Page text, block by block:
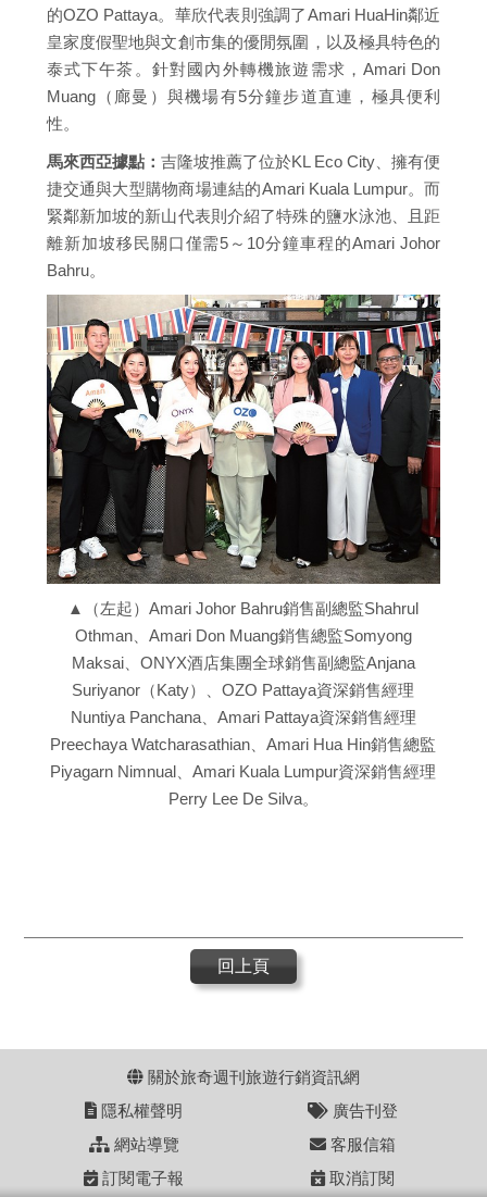
的OZO Pattaya。華欣代表則強調了Amari HuaHin鄰近
皇家度假聖地與文創市集的優閒氛圍，以及極具特色的
泰式下午茶。針對國內外轉機旅遊需求，Amari Don
Muang（廊曼）與機場有5分鐘步道直連，極具便利
性。
馬來西亞據點： 吉隆坡推薦了位於KL Eco City、擁有便
捷交通與大型購物商場連結的Amari Kuala Lumpur。而
緊鄰新加坡的新山代表則介紹了特殊的鹽水泳池、且距
離新加坡移民關口僅需5～10分鐘車程的Amari Johor
Bahru。
▲（左起）Amari Johor Bahru銷售副總監Shahrul
Othman、Amari Don Muang銷售總監Somyong
Maksai、ONYX酒店集團全球銷售副總監Anjana
Suriyanor（Katy）、OZO Pattaya資深銷售經理
Nuntiya Panchana、Amari Pattaya資深銷售經理
Preechaya Watcharasathian、Amari Hua Hin銷售總監
Piyagarn Nimnual、Amari Kuala Lumpur資深銷售經理
Perry Lee De Silva。
回上頁
關於旅奇週刊旅遊行銷資訊網
隱私權聲明
廣告刊登
網站導覽
客服信箱
訂閱電子報
取消訂閱